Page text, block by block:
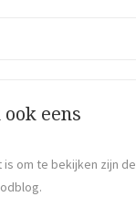
eens
om te bekijken zijn de